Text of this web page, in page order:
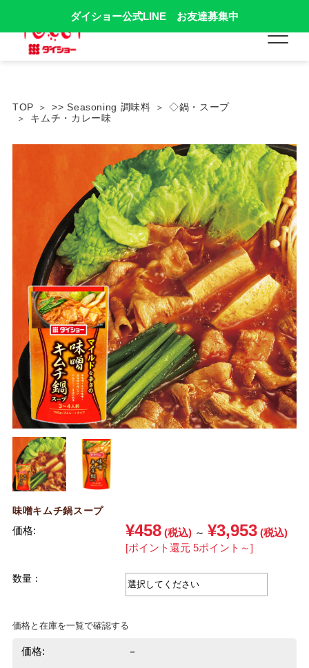
ダイショー公式LINE お友達募集中
TOP >> Seasoning 調味料
◇鍋・スープ
キムチ・カレー味
味噌キムチ鍋スープ
価格: ¥458 (税込) ～ ¥3,953 (税込)
[ポイント還元 5ポイント～]
数量：
価格と在庫を一覧で確認する
価格: －